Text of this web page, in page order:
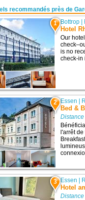
recommandés près de
1 Bottrop |
Hotel
Our
is no
check-in
2 Essen |
Bed &
l'arrêt de
3 Essen
Hotel